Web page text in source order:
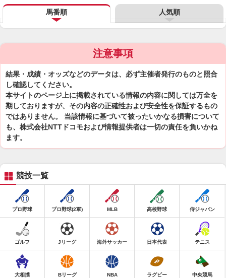
馬番順 人気順
注意事項
結果・成績・オッズなどのデータは、必ず主催者発行のものと照合
し確認してください。
本サイトのページ上に掲載されている情報の内容に関しては万全を
期しておりますが、その内容の正確性および安全性を保証するもの
ではありません。 当該情報に基づいて被ったいかなる損害について
も、株式会社NTTドコモおよび情報提供者は一切の責任を負いかね
ます。
競技一覧
プロ野球 プロ野球(2軍) MLB 高校野球 侍ジャパン
ゴルフ Jリーグ 海外サッカー 日本代表 テニス
大相撲 Bリーグ NBA ラグビー 中央競馬